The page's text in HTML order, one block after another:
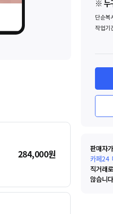
284,000원
※ 누
단순복
작업기
판매자
카페24
직거래
않습니